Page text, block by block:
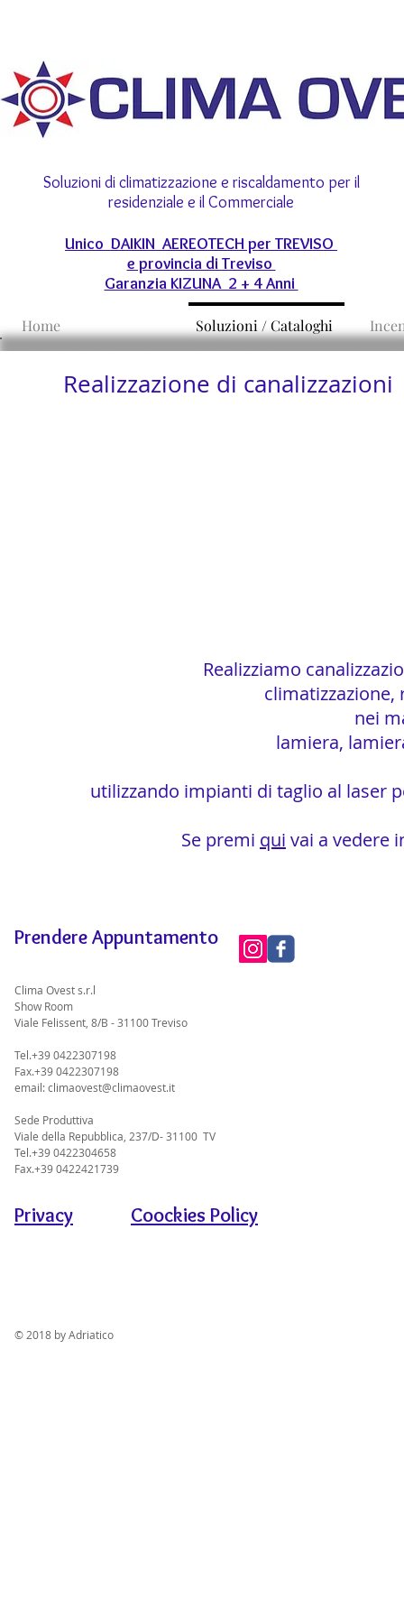
Soluzioni di climatizzazione e riscaldamento per il
residenziale e il Commerciale
Unico DAIKIN AEREOTECH per TREVISO
e provincia di Treviso
Garanzia KIZUNA 2 + 4 Anni
Home Soluzioni / Cataloghi
Realizzazione di canalizzazioni
Realizziamo
climatizzazione,
nei
lamiera,
utilizzando impianti di taglio al laser
Se premi qui vai a vedere
Prendere Appuntamento
Clima Ovest s.r.l
Show Room
Viale Felissent, 8/B - 31100 Treviso
Tel.+39 0422307198
Fax.+39 0422307198
email:climaovest@climaovest.it
Sede Produttiva
Viale della Repubblica, 237/D- 31100 TV
Tel.+39 0422304658
Fax.+39 0422421739
Privacy Coockies Policy
© 2018 by Adriatico